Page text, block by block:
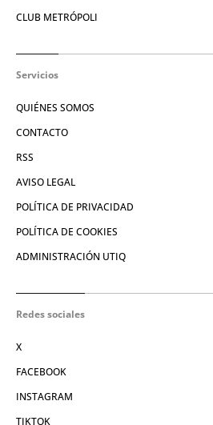
CLUB METRÓPOLI
Servicios
QUIÉNES SOMOS
CONTACTO
RSS
AVISO LEGAL
POLÍTICA DE PRIVACIDAD
POLÍTICA DE COOKIES
ADMINISTRACIÓN UTIQ
Redes sociales
X
FACEBOOK
INSTAGRAM
TIKTOK